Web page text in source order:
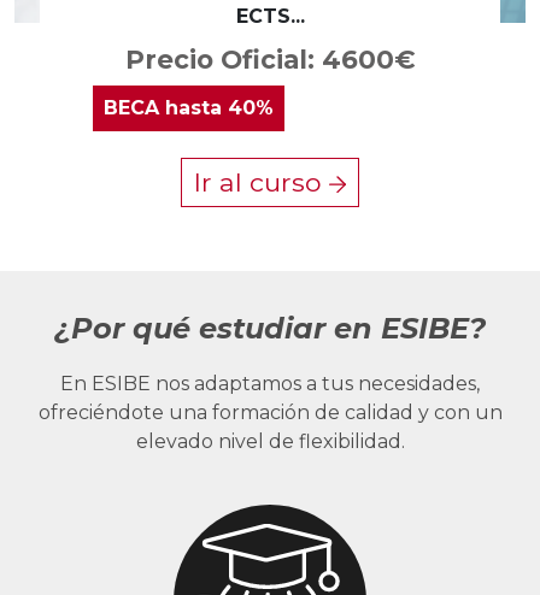
ECTS...
Precio Oficial: 4600€
BECA hasta 40%
Ir al curso
¿Por qué estudiar en ESIBE?
En ESIBE nos adaptamos a tus necesidades,
ofreciéndote una formación de calidad y con un
elevado nivel de flexibilidad.